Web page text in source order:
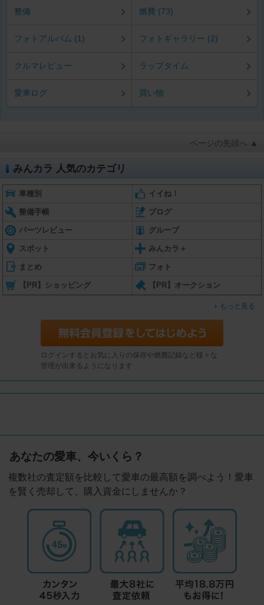
整備 燃費 (73)
フォトアルバム (1) フォトギャラリー (2)
クルマレビュー ラップタイム
愛車ログ 買い物
ページの先頭へ ▲
みんカラ 人気のカテゴリ
車種別 イイね！
整備手帳 ブログ
パーツレビュー グループ
スポット みんカラ＋
まとめ フォト
【PR】ショッピング 【PR】オークション
もっと見る
ログインするとお気に入りの保存や燃費記録など様々な
管理が出来るようになります
あなたの愛車、今いくら？
複数社の査定額を比較して愛車の最高額を調べよう！愛車
を賢く売却して、購入資金にしませんか？